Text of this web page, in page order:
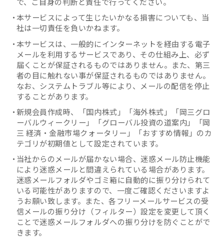
本サービスによって生じたいかなる損害についても、当
社は一切責任を負いかねます。
本サービスは、一般的にインターネットを経由する電子
メールを利用するサービスであり、その仕組み上、必ず
届くことが保証されるものではありません。また、第三
者の目に触れない事が保証されるものではありません。
なお、システムトラブル等により、メールの配信を停止
することがあります。
新規会員作成時、「国内株式」「海外株式」「岡三グロ
ーバルウィークリー」「グローバル投資の道案内」「岡
三 経済・金融市場クォータリー」「おすすめ情報」のカ
テゴリが初期値として設定されています。
当社からのメールが届かない場合、迷惑メール防止機能
により迷惑メールと間違えられている場合があります。
迷惑メールフォルダやゴミ箱に自動的に振り分けられて
いる可能性がありますので、一度ご確認くださいますよ
うお願い致します。また、各フリーメールサービスの受
信メールの振り分け（フィルター）設定を変更して頂く
ことで迷惑メールフォルダへの振り分けを防ぐことがで
きます。